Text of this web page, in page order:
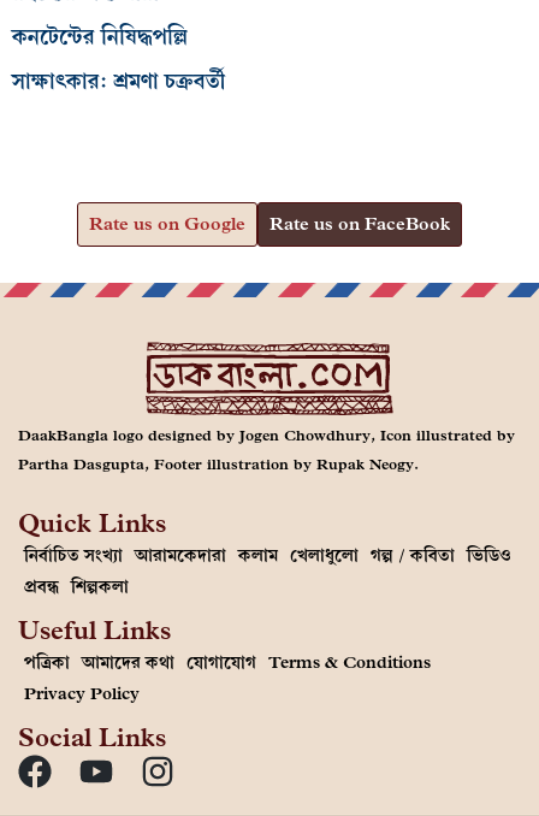
কনটেন্টের নিষিদ্ধপল্লি
সাক্ষাৎকার: শ্রমণা চক্রবর্তী
Rate us on Google Rate us on FaceBook
DaakBangla logo designed by Jogen Chowdhury, Icon illustrated by
Partha Dasgupta, Footer illustration by Rupak Neogy.
Quick Links
নির্বাচিত সংখ্যা আরামকেদারা কলাম খেলাধুলো গল্প / কবিতা ভিডিও
প্রবন্ধ শিল্পকলা
Useful Links
পত্রিকা আমাদের কথা যোগাযোগ Terms & Conditions
Privacy Policy
Social Links